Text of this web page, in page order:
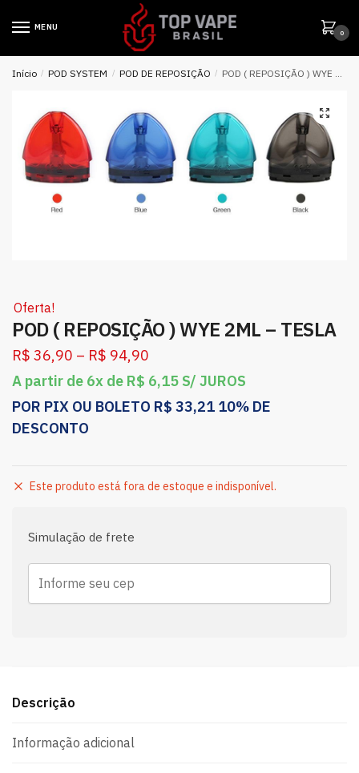
MENU
0
Início / POD SYSTEM / POD DE REPOSIÇÃO / POD ( REPOSIÇÃO ) WYE 2ML – TESLA
Oferta!
POD ( REPOSIÇÃO ) WYE 2ML – TESLA
R$ 36,90 – R$ 94,90
A partir de 6x de R$ 6,15 S/ JUROS
POR PIX OU BOLETO R$ 33,21 10% DE
DESCONTO
Este produto está fora de estoque e indisponível.
Simulação de frete
Descrição
Informação adicional